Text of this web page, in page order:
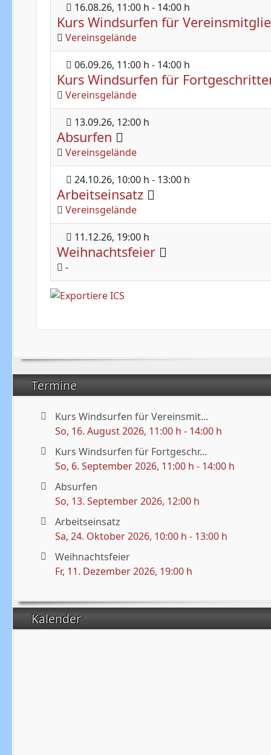
Termine
Kurs Windsurfen für Vereinsmit...
So, 16. August 2026, 11:00 h - 14:00 h
Kurs Windsurfen für Fortgeschr...
So, 6. September 2026, 11:00 h - 14:00 h
Absurfen
So, 13. September 2026, 12:00 h
Arbeitseinsatz
Sa, 24. Oktober 2026, 10:00 h - 13:00 h
Weihnachtsfeier
Fr, 11. Dezember 2026, 19:00 h
Kalender
16.08.26, 11:00 h - 14:00 h
Kurs Windsurfen für
Vereinsgelände
06.09.26, 11:00 h - 14:00 h
Kurs Windsurfen für
Vereinsgelände
13.09.26, 12:00 h
Absurfen
Vereinsgelände
24.10.26, 10:00 h - 13:00 h
Arbeitseinsatz
Vereinsgelände
11.12.26, 19:00 h
Weihnachtsfeier
-